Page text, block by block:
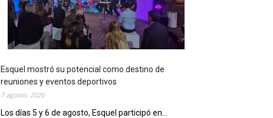
Esquel mostró su potencial como destino de
reuniones y eventos deportivos
7 agosto, 2026
Los días 5 y 6 de agosto, Esquel participó en...